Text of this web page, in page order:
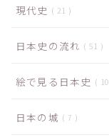
現代史 21
日本史の流れ 51
絵で見る日本史 10
日本の城 7